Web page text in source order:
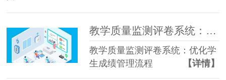
教学质量监测评卷系统：优化学生成绩管理流程
教学质量监测评卷系统：优化学
生成绩管理流程
【详情】